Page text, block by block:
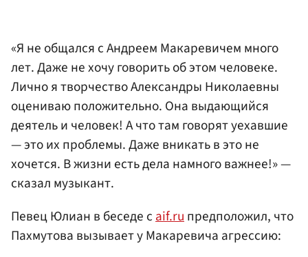
«Я не общался с Андреем Макаревичем много
лет. Даже не хочу говорить об этом человеке.
Лично я творчество Александры Николаевны
оцениваю положительно. Она выдающийся
деятель и человек! А что там говорят уехавшие
— это их проблемы. Даже вникать в это не
хочется. В жизни есть дела намного важнее!» —
сказал музыкант.
Певец Юлиан в беседе с aif.ru предположил, что
Пахмутова вызывает у Макаревича агрессию: